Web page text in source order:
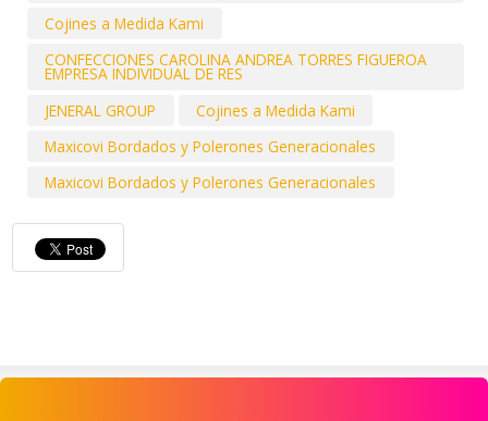
Cojines a Medida Kami
CONFECCIONES CAROLINA ANDREA TORRES FIGUEROA
EMPRESA INDIVIDUAL DE RES
JENERAL GROUP
Cojines a Medida Kami
Maxicovi Bordados y Polerones Generacionales
Maxicovi Bordados y Polerones Generacionales